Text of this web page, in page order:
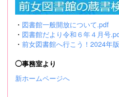
・ 図書館一般開放について.pdf
・ 図書館だより令和６年４月号
・ 前女図書館へ行こう！2024年
◯事務室より
新ホームページへ